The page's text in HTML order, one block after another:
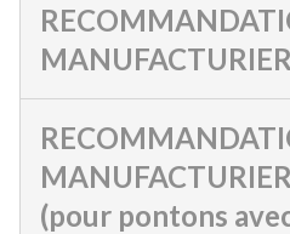
(pour pontons